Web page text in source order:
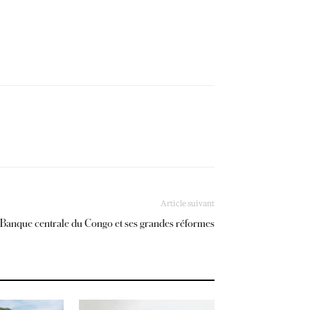
Article suivant
centrale du Congo et ses grandes réformes